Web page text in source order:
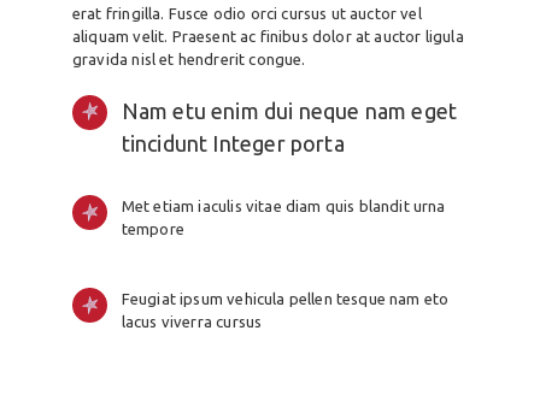
erat fringilla. Fusce odio orci cursus ut auctor vel
aliquam velit. Praesent ac finibus dolor at auctor ligula
gravida nisl et hendrerit congue.
Nam etu enim dui neque nam eget
tincidunt Integer porta
Met etiam iaculis vitae diam quis blandit urna
tempore
Feugiat ipsum vehicula pellen tesque nam eto
lacus viverra cursus